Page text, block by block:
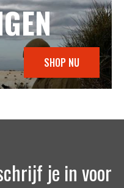
SHOP NU
je in voor